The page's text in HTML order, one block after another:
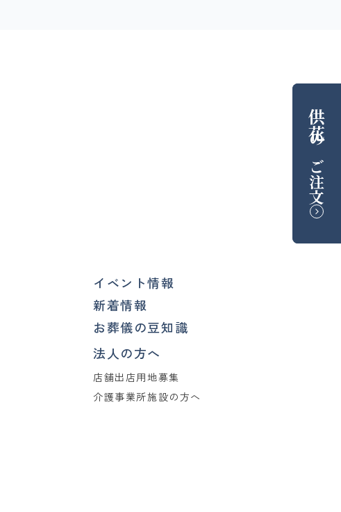
供花
の
ご注文
イベント情報
新着情報
お葬儀の豆知識
法人の方へ
店舗出店用地募集
介護事業所施設の方へ